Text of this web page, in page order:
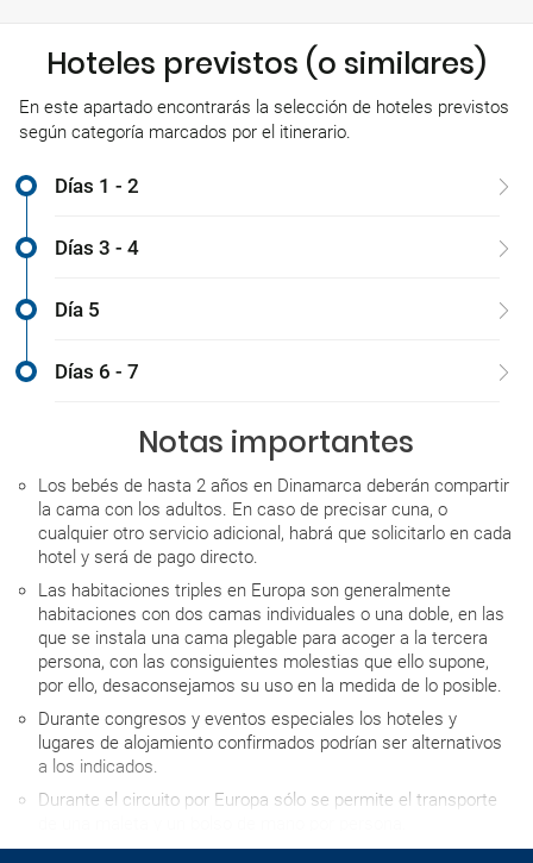
Hoteles previstos (o similares)
En este apartado encontrarás la selección de hoteles previstos
según categoría marcados por el itinerario.
Días 1 - 2
Días 3 - 4
Día 5
Días 6 - 7
Notas importantes
Los bebés de hasta 2 años en Dinamarca deberán compartir
la cama con los adultos. En caso de precisar cuna, o
cualquier otro servicio adicional, habrá que solicitarlo en cada
hotel y será de pago directo.
Las habitaciones triples en Europa son generalmente
habitaciones con dos camas individuales o una doble, en las
que se instala una cama plegable para acoger a la tercera
persona, con las consiguientes molestias que ello supone,
por ello, desaconsejamos su uso en la medida de lo posible.
Durante congresos y eventos especiales los hoteles y
lugares de alojamiento confirmados podrían ser alternativos
a los indicados.
Durante el circuito por Europa sólo se permite el transporte